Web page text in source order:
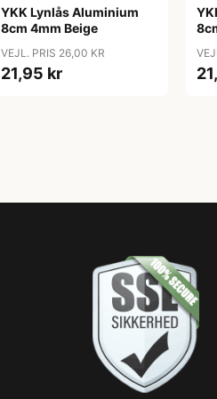
YKK Lynlås Aluminium
8cm 4mm Beige
VEJL. PRIS 26,00 KR
21,95 kr